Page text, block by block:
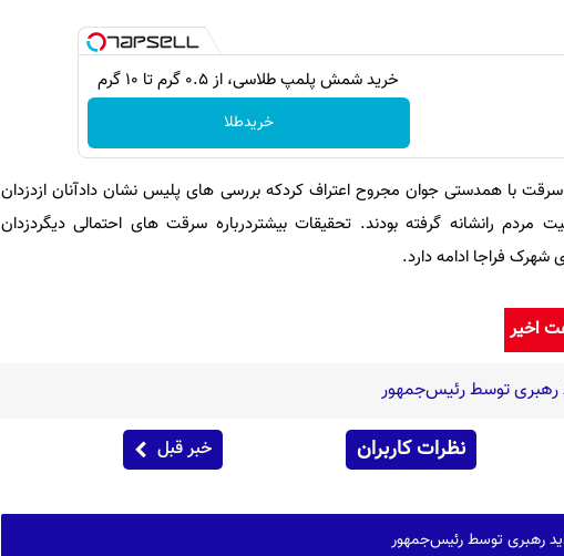
خرید شمش پلمپ طلاسی، از ۰.۵ گرم تا ۱۰ گرم
خریدطلا
با همدستی جوان مجروح اعتراف کردکه بررسی های پلیس نشان دادآنان ازدزدان
مردم رانشانه گرفته بودند. تحقیقات بیشتردرباره سرقت های احتمالی دیگردزدان
فراجا ادامه دارد.
اخیر
رهبری توسط رئیس‌جمهور
نظرات کاربران خبر قبل
رهبری توسط رئیس‌جمهور